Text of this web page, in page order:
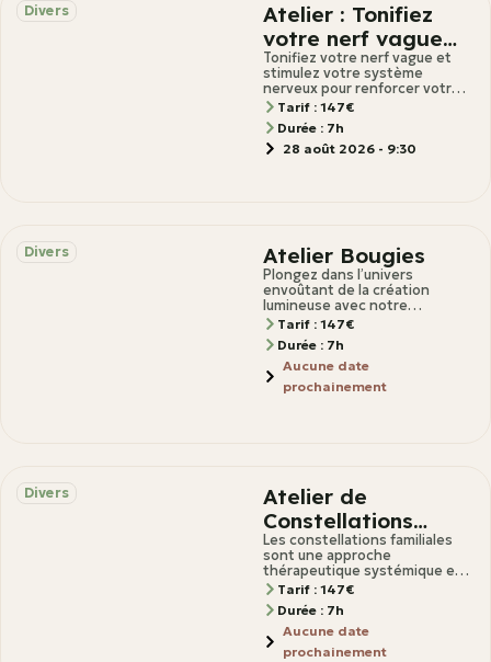
Divers
Atelier : Tonifiez
votre nerf vague
pour retrouver
énergie et santé
Tonifiez votre nerf vague et
stimulez votre système
nerveux pour renforcer votre
bien-être global Description Et
si la clé de
Tarif : 147€
Durée : 7h
28 août 2026 - 9:30
Divers Atelier Bougies
Plongez dans l’univers
envoûtant de la création
lumineuse avec notre
formation exclusive de
fabrication de bougies
artisanales ! Vous
Tarif : 147€
Durée : 7h
Aucune date
prochainement
Divers
Atelier de
Constellations
familiales
Les constellations familiales
sont une approche
thérapeutique systémique et
phénoménologique.Elles
mettent en lumière les
dynamiques cachées au sein
de nos
Tarif : 147€
Durée : 7h
Aucune date
prochainement